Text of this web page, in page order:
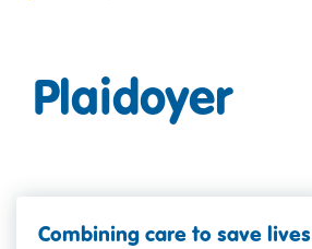
Plaidoyer
Combining care to save lives